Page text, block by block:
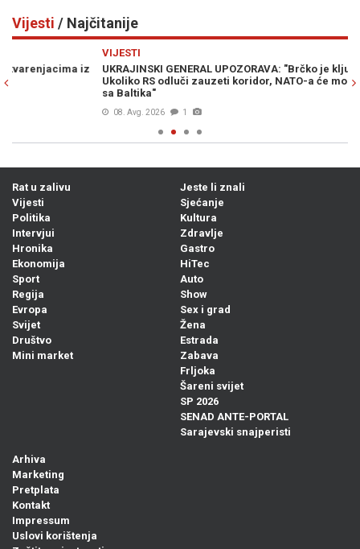
Vijesti / Najčitanije
UKRAJINSKI GENERAL UPOZORAVA: "Brčko je ključna tačka.
Ukoliko RS odluči zauzeti koridor, NATO-a će morati povući snage
Rat u zalivu
Vijesti
Politika
Intervjui
Hronika
Ekonomija
Sport
Regija
Evropa
Svijet
Društvo
Mini market
Jeste li znali
Sjećanje
Kultura
Zdravlje
Gastro
HiTec
Auto
Show
Sex i grad
Žena
Estrada
Zabava
Frljoka
Šareni svijet
SP 2026
SENAD ANTE-PORTAL
Sarajevski snajperisti
Arhiva
Marketing
Pretplata
Kontakt
Impressum
Uslovi korištenja